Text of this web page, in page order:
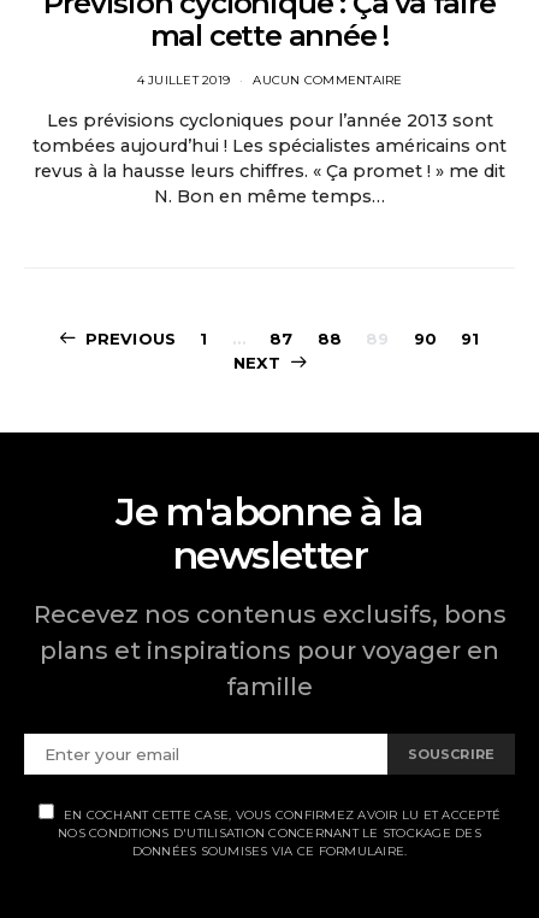
mal cette année !
4 JUILLET 2019 AUCUN COMMENTAIRE
Les prévisions cycloniques pour l’année 2013 sont
tombées aujourd’hui ! Les spécialistes américains ont
revus à la hausse leurs chiffres. « Ça promet ! » me dit
N. Bon en même temps…
Pagination
publications
PREVIOUS 1 … 87 88 89 90
91
NEXT
Je m'abonne à la
newsletter
Recevez nos contenus exclusifs, bons
plans et inspirations pour voyager en
famille
SOUSCRIRE
EN COCHANT CETTE CASE, VOUS CONFIRMEZ AVOIR LU ET ACCEPTÉ
NOS CONDITIONS D'UTILISATION CONCERNANT LE STOCKAGE DES
DONNÉES SOUMISES VIA CE FORMULAIRE.